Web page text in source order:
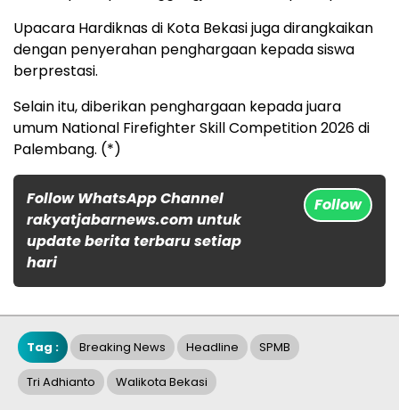
Upacara Hardiknas di Kota Bekasi juga dirangkaikan
dengan penyerahan penghargaan kepada siswa
berprestasi.
Selain itu, diberikan penghargaan kepada juara
umum National Firefighter Skill Competition 2026 di
Palembang. (*)
Follow WhatsApp Channel
rakyatjabarnews.com untuk
update berita terbaru setiap
hari
Follow
Tag : Breaking News Headline SPMB
Tri Adhianto Walikota Bekasi